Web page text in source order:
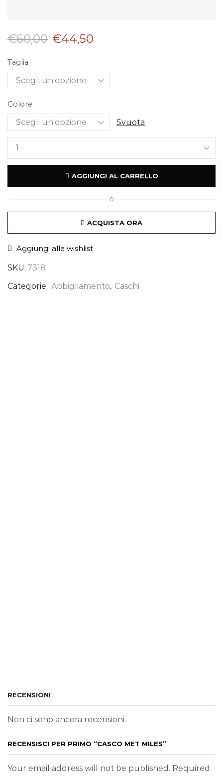
€60,00 €44,50
Taglia
Colore
Svuota
AGGIUNGI AL CARRELLO
O
ACQUISTA ORA
Aggiungi alla wishlist
SKU: 7318
Categorie: Abbigliamento, Caschi
RECENSIONI
Non ci sono ancora recensioni.
RECENSISCI PER PRIMO “CASCO MET MILES”
Your email address will not be published. Required